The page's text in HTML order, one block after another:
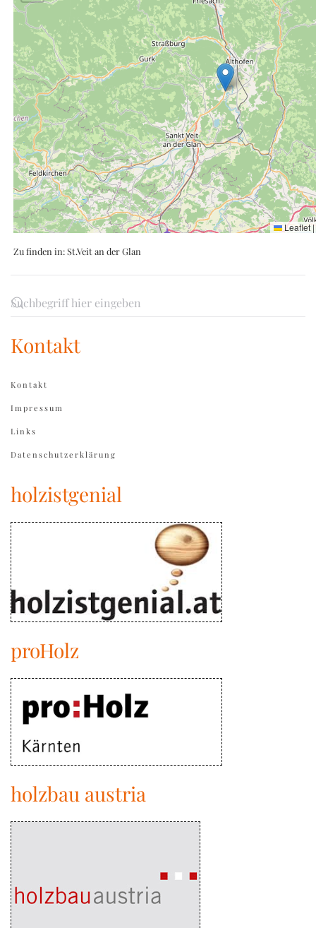
Leaflet |
Zu finden in:St.Veit an der Glan
Kontakt
Kontakt
Impressum
Links
Datenschutzerklärung
holzistgenial
proHolz
holzbau austria